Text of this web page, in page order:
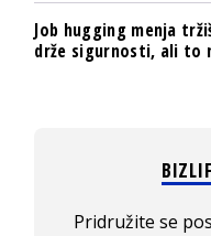
Job hugging menja
drže sigurnosti, ali to
Pridružite se